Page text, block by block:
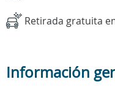
Retirada gratuita
Información